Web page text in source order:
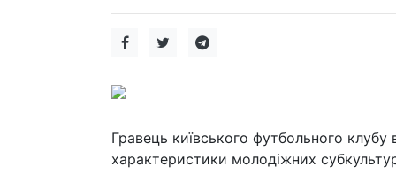
Гравець київського футбольного
характеристики молодіжних